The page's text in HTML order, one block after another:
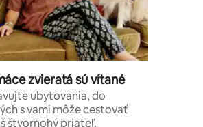
zvieratá sú vítané
ubytovania, do
s vami môže cestovať
štvornohý priateľ.